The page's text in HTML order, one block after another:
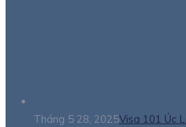
Tháng 5 28, 2025Visa 101 Úc